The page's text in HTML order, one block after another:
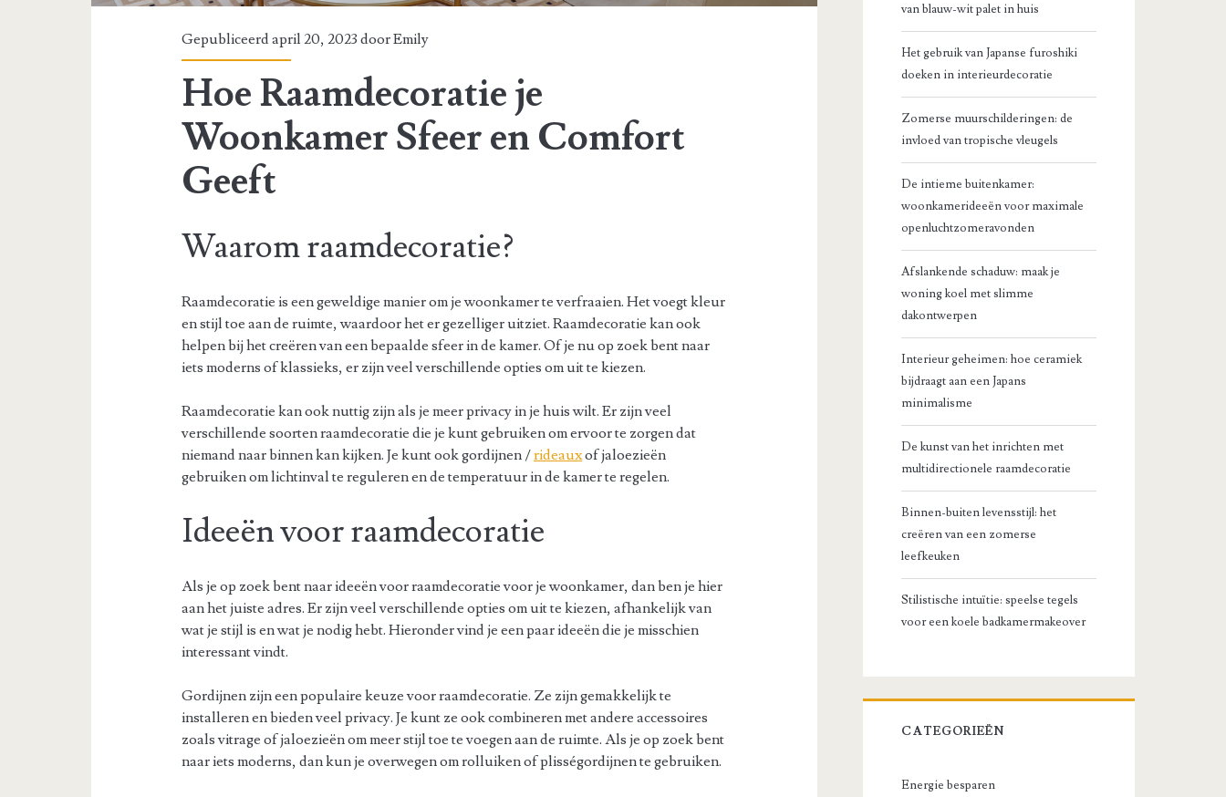
Gepubliceerd april 20, 2023 doorEmily
Hoe Raamdecoratie je
Woonkamer Sfeer en Comfort
Geeft
Waarom raamdecoratie?
Raamdecoratie is een geweldige manier om je woonkamer te verfraaien. Het voegt kleur
en stijl toe aan de ruimte, waardoor het er gezelliger uitziet. Raamdecoratie kan ook
helpen bij het creëren van een bepaalde sfeer in de kamer. Of je nu op zoek bent naar
iets moderns of klassieks, er zijn veel verschillende opties om uit te kiezen.
Raamdecoratie kan ook nuttig zijn als je meer privacy in je huis wilt. Er zijn veel
verschillende soorten raamdecoratie die je kunt gebruiken om ervoor te zorgen dat
niemand naar binnen kan kijken. Je kunt ook gordijnen /rideauxof jaloezieën
gebruiken om lichtinval te reguleren en de temperatuur in de kamer te regelen.
Ideeën voor raamdecoratie
Als je op zoek bent naar ideeën voor raamdecoratie voor je woonkamer, dan ben je hier
aan het juiste adres. Er zijn veel verschillende opties om uit te kiezen, afhankelijk van
wat je stijl is en wat je nodig hebt. Hieronder vind je een paar ideeën die je misschien
interessant vindt.
Gordijnen zijn een populaire keuze voor raamdecoratie. Ze zijn gemakkelijk te
installeren en bieden veel privacy. Je kunt ze ook combineren met andere accessoires
zoals vitrage of jaloezieën om meer stijl toe te voegen aan de ruimte. Als je op zoek bent
naar iets moderns, dan kun je overwegen om rolluiken of plisségordijnen te gebruiken.
van blauw-wit palet in huis
Het gebruik van Japanse furoshiki
doeken in interieurdecoratie
Zomerse muurschilderingen: de
invloed van tropische vleugels
De intieme buitenkamer:
woonkamerideeën voor maximale
openluchtzomeravonden
Afslankende schaduw: maak je
woning koel met slimme
dakontwerpen
Interieur geheimen: hoe ceramiek
bijdraagt aan een Japans
minimalisme
De kunst van het inrichten met
multidirectionele raamdecoratie
Binnen-buiten levensstijl: het
creëren van een zomerse
leefkeuken
Stilistische intuïtie: speelse tegels
voor een koele badkamermakeover
CATEGORIEËN
Energie besparen